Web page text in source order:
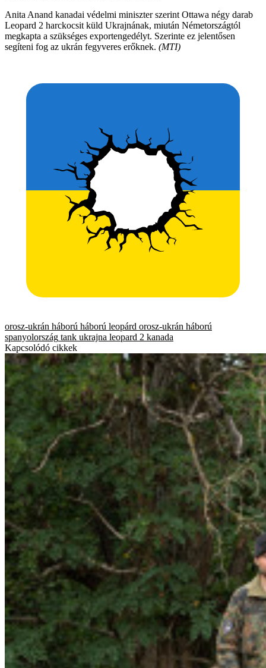
Anita Anand kanadai védelmi miniszter szerint Ottawa négy darab
Leopard 2 harckocsit küld Ukrajnának, miután Németországtól
megkapta a szükséges exportengedélyt. Szerinte ez jelentősen
segíteni fog az ukrán fegyveres erőknek. (MTI)
orosz-ukrán háború háború leopárd orosz-ukrán háború
spanyolország tank ukrajna leopard 2 kanada
Kapcsolódó cikkek